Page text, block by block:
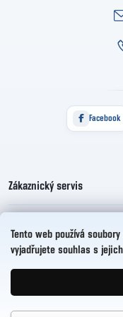
Tento web používá
vyjadřujete souhlas s
Facebook
Zákaznický servis